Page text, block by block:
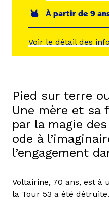
À partir de 9
Voir le détail des
Pied sur terre
Une mère et sa
par la magie
ode à
l’engagement
Voltairine, 70 ans, est à
la Tour 53 a été